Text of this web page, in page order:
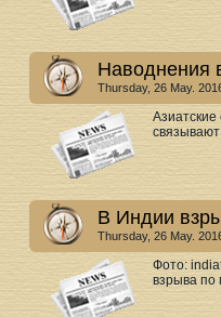
Наводнения
Thursday, 26 May.
В Индии
Thursday, 26 May.
Фото:
взрыва по